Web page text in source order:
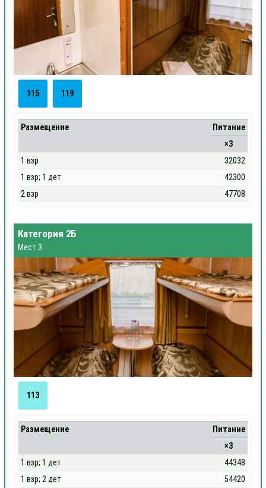
115 119
Размещение
Питание
×3
1 взр
32032
1 взр; 1 дет
42300
2 взр
47708
Категория 2Б
Мест 3
113
Размещение
Питание
×3
1 взр; 1 дет
44348
1 взр; 2 дет
54420